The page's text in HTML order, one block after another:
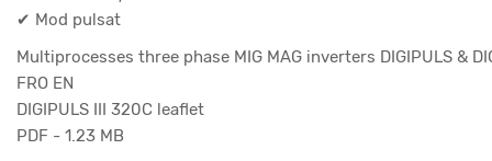
✔ Mod pulsat
Multiprocesses three phase MIG MAG inverters DIGIPULS &
FRO EN
DIGIPULS III 320C leaflet
PDF - 1.23 MB